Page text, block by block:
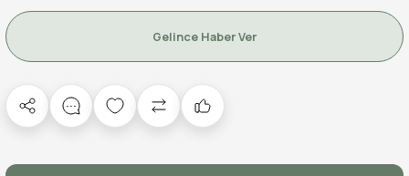
Gelince Haber Ver